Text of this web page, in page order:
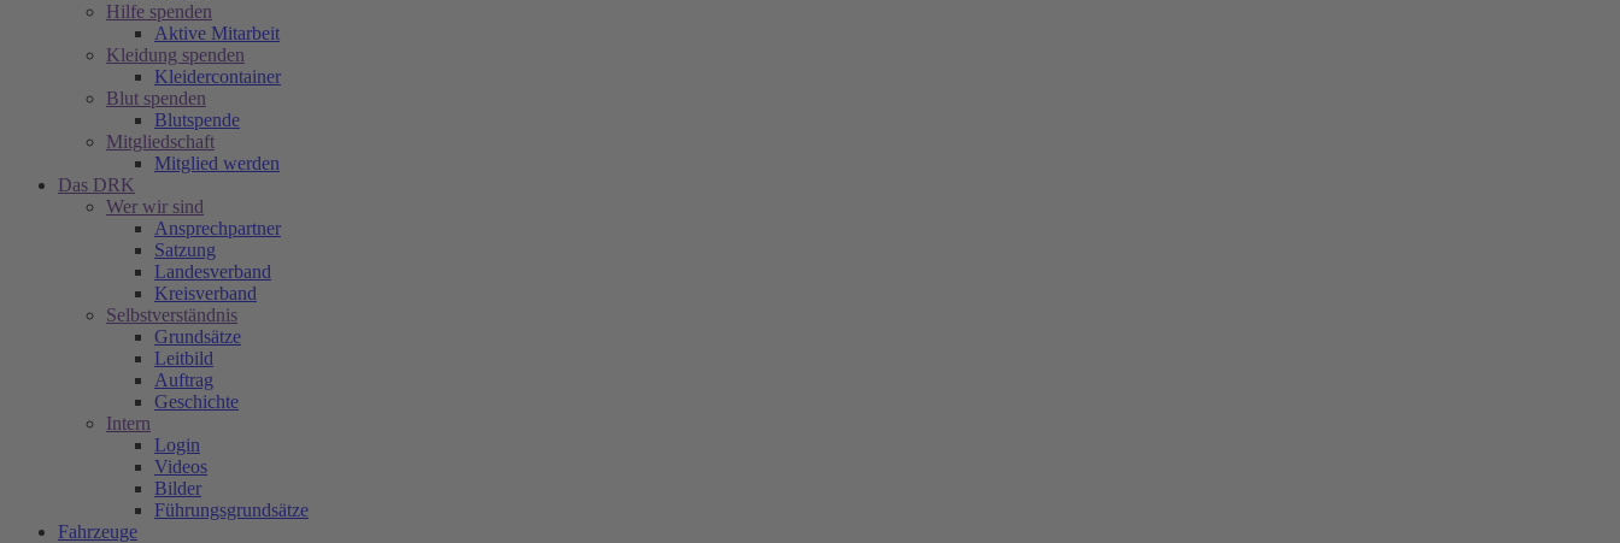
Hilfe spenden
Aktive Mitarbeit
Kleidung spenden
Kleidercontainer
Blut spenden
Blutspende
Mitgliedschaft
Mitglied werden
Das DRK
Wer wir sind
Ansprechpartner
Satzung
Landesverband
Kreisverband
Selbstverständnis
Grundsätze
Leitbild
Auftrag
Geschichte
Intern
Login
Videos
Bilder
Führungsgrundsätze
Fahrzeuge